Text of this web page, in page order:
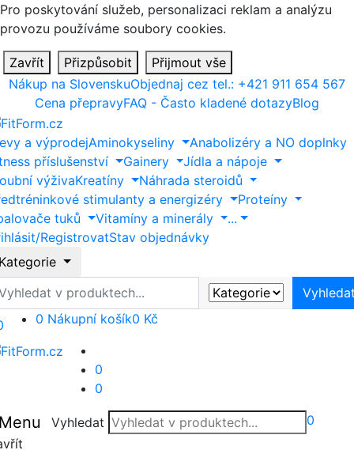
Pro poskytování služeb, personalizaci reklam a analýzu
provozu používáme soubory cookies.
Zavřít Přizpůsobit
Přijmout vše
Nákup na SlovenskuObjednaj cez tel.: +421 911 654 567
Cena přepravyFAQ - Často kladené dotazyBlog
a výprodejAminokyseliny
Anabolizéry a NO doplnky
příslušenství
Gainery
Jídla a nápoje
výživaKreatíny
Náhrada steroidů
stimulanty a energizéry
Proteíny
tuků
Vitamíny a minerály
...
RegistrovatStav objednávky
0 Nákupní košík0 Kč
0
0
Vyhledat 0